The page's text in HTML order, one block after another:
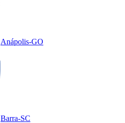
Anápolis-GO
Barra-SC